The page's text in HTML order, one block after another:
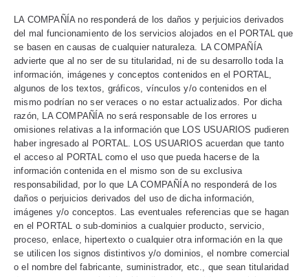
LA COMPAÑÍA no responderá de los daños y perjuicios derivados
del mal funcionamiento de los servicios alojados en el PORTAL que
se basen en causas de cualquier naturaleza. LA COMPAÑÍA
advierte que al no ser de su titularidad, ni de su desarrollo toda la
información, imágenes y conceptos contenidos en el PORTAL,
algunos de los textos, gráficos, vínculos y/o contenidos en el
mismo podrían no ser veraces o no estar actualizados. Por dicha
razón, LA COMPAÑÍA no será responsable de los errores u
omisiones relativas a la información que LOS USUARIOS pudieren
haber ingresado al PORTAL. LOS USUARIOS acuerdan que tanto
el acceso al PORTAL como el uso que pueda hacerse de la
información contenida en el mismo son de su exclusiva
responsabilidad, por lo que LA COMPAÑÍA no responderá de los
daños o perjuicios derivados del uso de dicha información,
imágenes y/o conceptos. Las eventuales referencias que se hagan
en el PORTAL o sub-dominios a cualquier producto, servicio,
proceso, enlace, hipertexto o cualquier otra información en la que
se utilicen los signos distintivos y/o dominios, el nombre comercial
o el nombre del fabricante, suministrador, etc., que sean titularidad